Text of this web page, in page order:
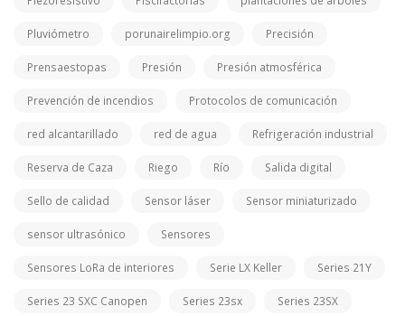
Pluviómetro porunairelimpio.org Precisión
Prensaestopas Presión Presión atmosférica
Prevención de incendios Protocolos de comunicación
red alcantarillado red de agua Refrigeración industrial
Reserva de Caza Riego Río Salida digital
Sello de calidad Sensor láser Sensor miniaturizado
sensor ultrasónico Sensores
Sensores LoRa de interiores Serie LX Keller Series 21Y
Series 23 SXC Canopen Series 23sx Series 23SX